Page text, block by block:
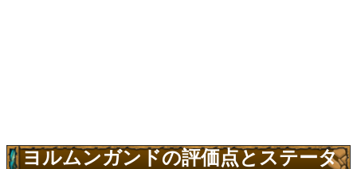
ヨルムンガンドの評価点とステータ